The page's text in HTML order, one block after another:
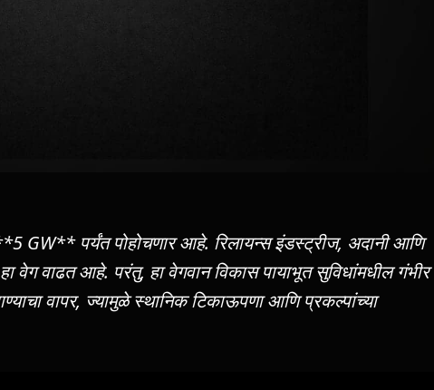
GW** पर्यंत पोहोचणार आहे. रिलायन्स इंडस्ट्रीज, अदानी आणि
वेग वाढत आहे. परंतु, हा वेगवान विकास पायाभूत सुविधांमधील गंभीर
वापर, ज्यामुळे स्थानिक टिकाऊपणा आणि प्रकल्पांच्या